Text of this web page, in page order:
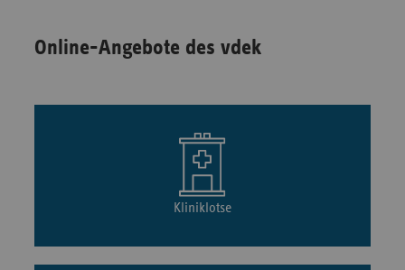
Online-Angebote des vdek
Kliniklotse